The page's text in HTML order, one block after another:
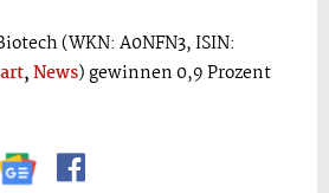
(WKN: A0NFN3, ISIN:
,News) gewinnen 0,9 Prozent